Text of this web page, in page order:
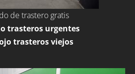
de trastero gratis
trasteros urgentes
trasteros viejos